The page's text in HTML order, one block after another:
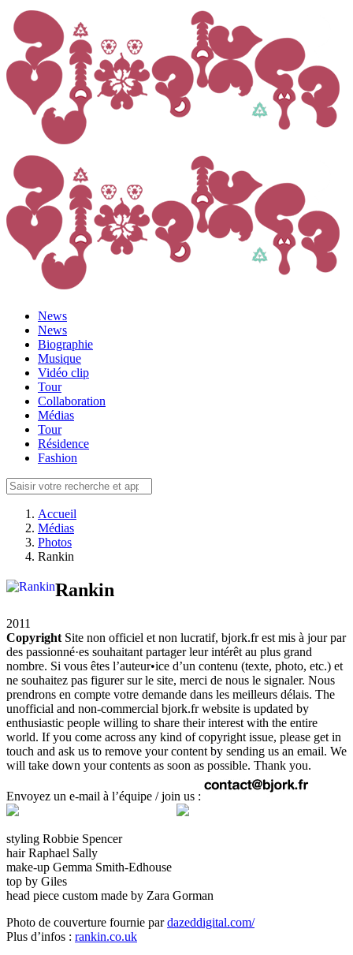
News
News
Biographie
Musique
Vidéo clip
Tour
Collaboration
Médias
Tour
Résidence
Fashion
Accueil
Médias
Photos
Rankin
Rankin
2011
Copyright Site non officiel et non lucratif, bjork.fr est mis à jour par
des passionné·es souhaitant partager leur intérêt au plus grand
nombre. Si vous êtes l’auteur•ice d’un contenu (texte, photo, etc.) et
ne souhaitez pas figurer sur le site, merci de nous le signaler. Nous
prendrons en compte votre demande dans les meilleurs délais. The
unofficial and non-commercial bjork.fr website is updated by
enthusiastic people willing to share their interest with the entire
world. If you come across any kind of copyright issue, please get in
touch and ask us to remove your content by sending us an email. We
will take down your contents as soon as possible. Thank you.
Envoyez un e-mail à l’équipe / join us :
styling Robbie Spencer
hair Raphael Sally
make-up Gemma Smith-Edhouse
top by Giles
head piece custom made by Zara Gorman
Photo de couverture fournie pardazeddigital.com/
Plus d’infos : rankin.co.uk